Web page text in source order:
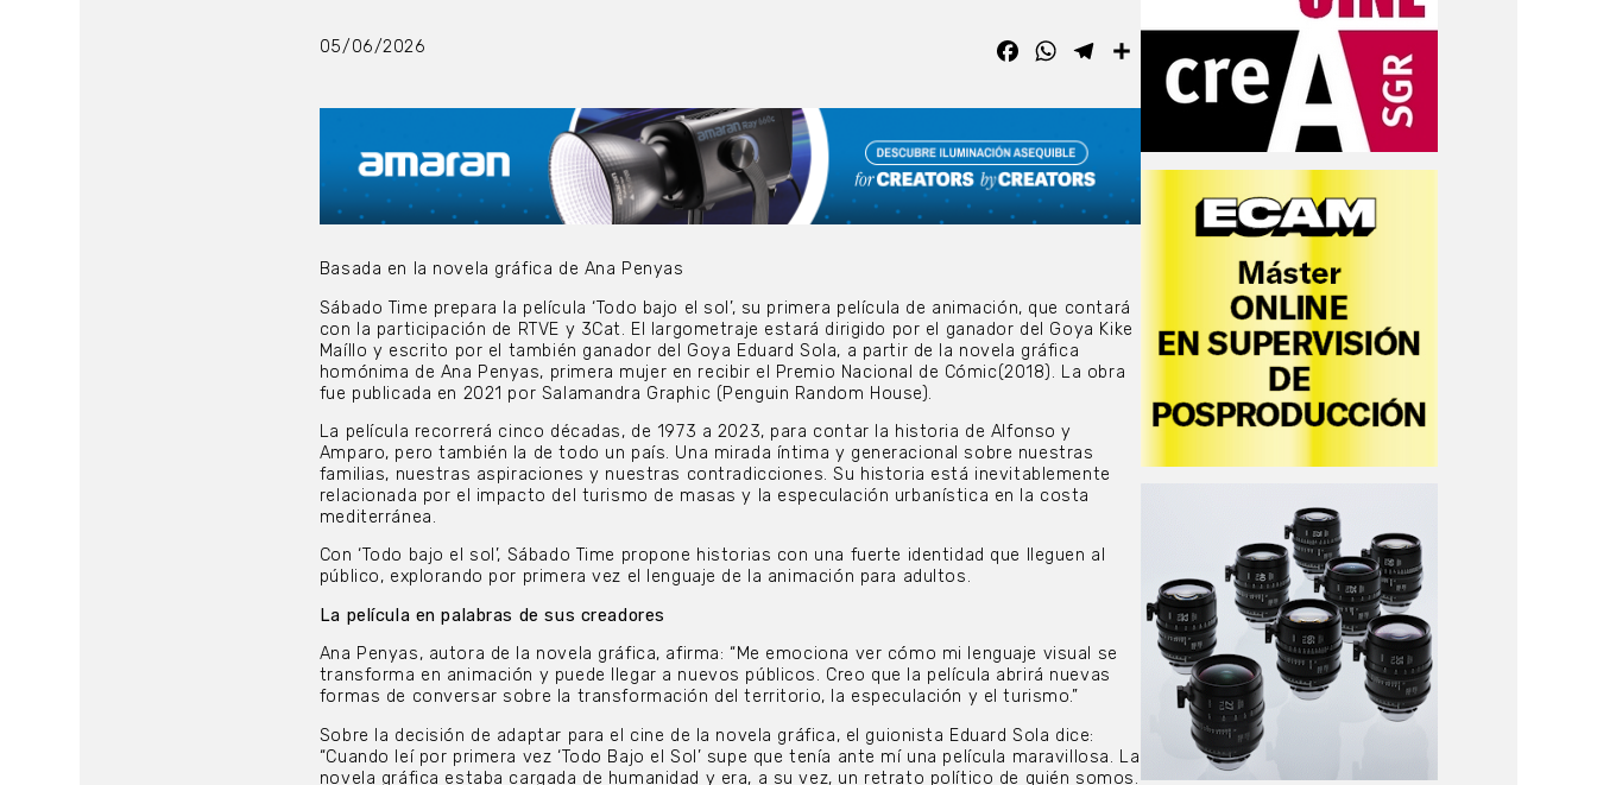
05/06/2026 FacebookWhatsAppTelegram
Basada en la novela gráfica de Ana Penyas
Sábado Time prepara la película ‘Todo bajo el sol’, su primera película de animación, que contará
con la participación de RTVE y 3Cat. El largometraje estará dirigido por el ganador del Goya Kike
Maíllo y escrito por el también ganador del Goya Eduard Sola, a partir de la novela gráfica
homónima de Ana Penyas, primera mujer en recibir el Premio Nacional de Cómic(2018). La obra
fue publicada en 2021 por Salamandra Graphic (Penguin Random House).
La película recorrerá cinco décadas, de 1973 a 2023, para contar la historia de Alfonso y
Amparo, pero también la de todo un país. Una mirada íntima y generacional sobre nuestras
familias, nuestras aspiraciones y nuestras contradicciones. Su historia está inevitablemente
relacionada por el impacto del turismo de masas y la especulación urbanística en la costa
mediterránea.
Con ‘Todo bajo el sol’, Sábado Time propone historias con una fuerte identidad que lleguen al
público, explorando por primera vez el lenguaje de la animación para adultos.
La película en palabras de sus creadores
Ana Penyas, autora de la novela gráfica, afirma: “Me emociona ver cómo mi lenguaje visual se
transforma en animación y puede llegar a nuevos públicos. Creo que la película abrirá nuevas
formas de conversar sobre la transformación del territorio, la especulación y el turismo.”
Sobre la decisión de adaptar para el cine de la novela gráfica, el guionista Eduard Sola dice:
“Cuando leí por primera vez ‘Todo Bajo el Sol’ supe que tenía ante mí una película maravillosa. La
novela gráfica estaba cargada de humanidad y era, a su vez, un retrato político de quién somos.